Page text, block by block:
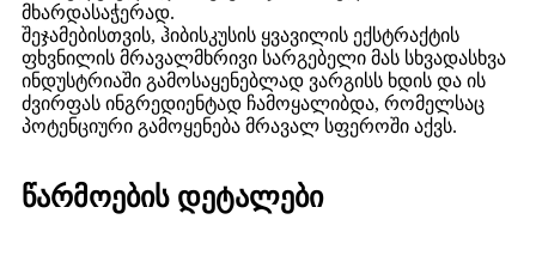
მხარდასაჭერად.
შეჯამებისთვის, ჰიბისკუსის ყვავილის ექსტრაქტის
ფხვნილის მრავალმხრივი სარგებელი მას სხვადასხვა
ინდუსტრიაში გამოსაყენებლად ვარგისს ხდის და ის
ძვირფას ინგრედიენტად ჩამოყალიბდა, რომელსაც
პოტენციური გამოყენება მრავალ სფეროში აქვს.
წარმოების დეტალები